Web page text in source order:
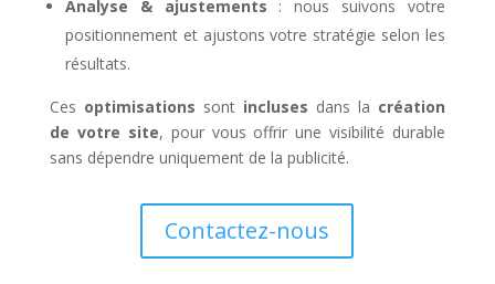
Analyse & ajustements : nous suivons votre
positionnement et ajustons votre stratégie selon les
résultats.
Ces optimisations sont incluses dans la création
de votre site, pour vous offrir une visibilité durable
sans dépendre uniquement de la publicité.
Contactez-nous